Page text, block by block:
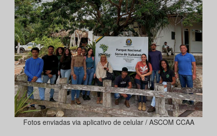
Fotos enviadas via aplicativo de celular / ASCOM CCAA